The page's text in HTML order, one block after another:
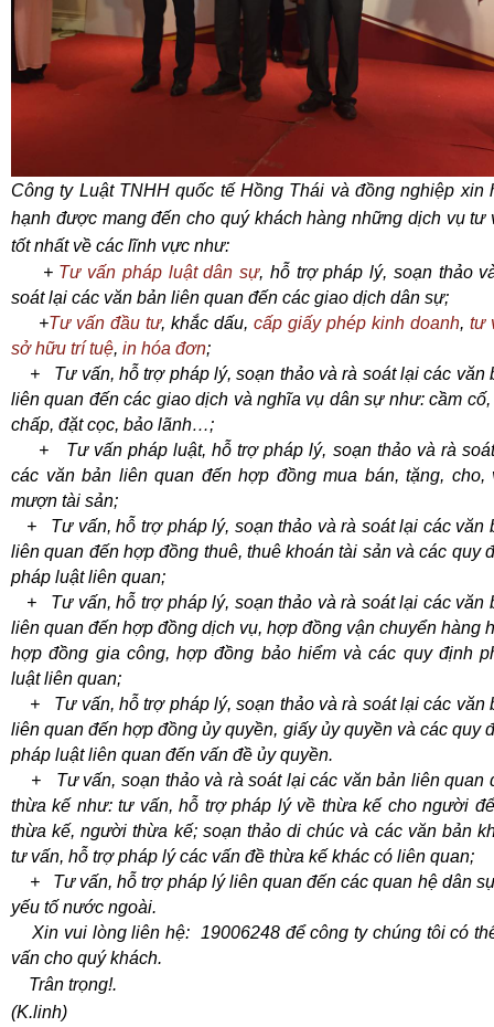
Công ty Luật TNHH quốc tế Hồng Thái và đồng nghiệp xin
hạnh được mang đến cho quý khách hàng những dịch vụ tư
tốt nhất về các lĩnh vực như:
+ Tư vấn pháp luật dân sự, hỗ trợ pháp lý, soạn thảo
soát lại các văn bản liên quan đến các giao dịch dân sự;
+Tư vấn đầu tư, khắc dấu, cấp giấy phép kinh doanh, tư
sở hữu trí tuệ, in hóa đơn;
+ Tư vấn, hỗ trợ pháp lý, soạn thảo và rà soát lại các văn
liên quan đến các giao dịch và nghĩa vụ dân sự như: cầm cố,
chấp, đặt cọc, bảo lãnh…;
+ Tư vấn pháp luật, hỗ trợ pháp lý, soạn thảo và rà
các văn bản liên quan đến hợp đồng mua bán, tặng, cho,
mượn tài sản;
+ Tư vấn, hỗ trợ pháp lý, soạn thảo và rà soát lại các văn
liên quan đến hợp đồng thuê, thuê khoán tài sản và các quy
pháp luật liên quan;
+ Tư vấn, hỗ trợ pháp lý, soạn thảo và rà soát lại các văn
liên quan đến hợp đồng dịch vụ, hợp đồng vận chuyển hàng
hợp đồng gia công, hợp đồng bảo hiểm và các quy định
luật liên quan;
+ Tư vấn, hỗ trợ pháp lý, soạn thảo và rà soát lại các văn
liên quan đến hợp đồng ủy quyền, giấy ủy quyền và các quy
pháp luật liên quan đến vấn đề ủy quyền.
+ Tư vấn, soạn thảo và rà soát lại các văn bản liên quan
thừa kế như: tư vấn, hỗ trợ pháp lý về thừa kế cho người
thừa kế, người thừa kế; soạn thảo di chúc và các văn bản
tư vấn, hỗ trợ pháp lý các vấn đề thừa kế khác có liên quan;
+ Tư vấn, hỗ trợ pháp lý liên quan đến các quan hệ dân
yếu tố nước ngoài.
Xin vui lòng liên hệ: 19006248để công ty chúng tôi có
vấn cho quý khách.
Trân trọng!.
(K.linh)